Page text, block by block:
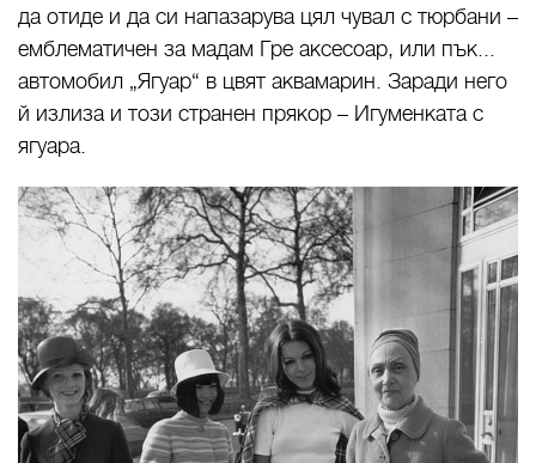
да отиде и да си напазарува цял чувал с тюрбани –
емблематичен за мадам Гре аксесоар, или пък...
автомобил „Ягуар“ в цвят аквамарин. Заради него
й излиза и този странен прякор – Игуменката с
ягуара.